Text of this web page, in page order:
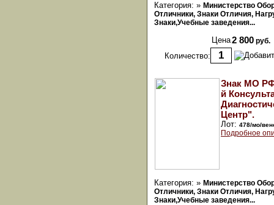
Категория: » Министерство
Отличники, Знаки Отличия,
Знаки,Учебные заведения...
Цена2 800 руб.
Количество:
Знак МО
й
Центр".
Лот: 478/мо/
Подробное
Категория: » Министерство
Отличники, Знаки Отличия,
Знаки,Учебные заведения...